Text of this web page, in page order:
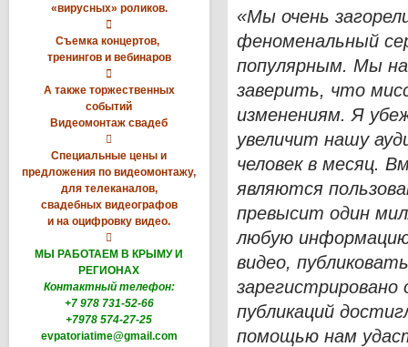
«вирусных» роликов.

Съемка концертов,
тренингов и вебинаров

А также торжественных
событий
Видеомонтаж свадеб

Специальные цены и
предложения по видеомонтажу,
для телеканалов,
свадебных видеографов
и на оцифровку видео.

МЫ РАБОТАЕМ В КРЫМУ И
РЕГИОНАХ
Контактный телефон:
+7 978 731-52-66
+7978 574-27-25
evpatoriatime@gmail.com
«Мы очень
феноменальный
популярным. Мы
заверить, что
изменениям. Я
увеличит нашу
человек в месяц.
являются
превысит один
любую
видео,
зарегистрировано
публикаций
помощью нам